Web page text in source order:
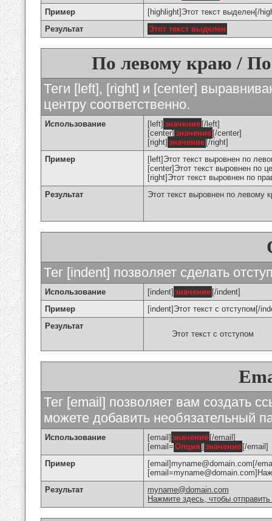
Пример
[highlight]Этот текст выделен[/
Результат
Этот текст выделен
По левому краю /
Теги [left], [right] и [center]
центру соответственно.
Использование [left] значение [/left]
[center] значение [/center]
[right] значение [/right]
Пример
[left]Этот текст выровнен по
[center]Этот текст выровнен по
[right]Этот текст выровнен по
Результат
Этот текст выровнен по левому
Тег [indent] позволяет сделать
Использование [indent] значение [/indent]
Пример
[indent]Этот текст с отступом[/
Результат
Этот текст с отступом
Тег [email] позволяет вам создать
можете добавить необязательный
Использование [email] значение [/email]
[email= Опция ] значение [/email]
Пример
[email]myname@domain.com[/
Результат
myname@domain.com
Нажмите здесь, чтобы